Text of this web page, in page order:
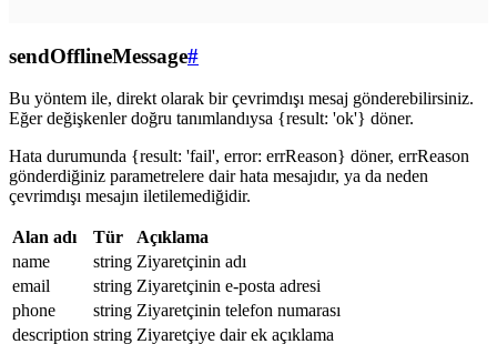
sendOfflineMessage#
Bu yöntem ile, direkt olarak bir çevrimdışı mesaj gönderebilirsiniz.
Eğer değişkenler doğru tanımlandıysa {result: 'ok'} döner.
Hata durumunda {result: 'fail', error: errReason} döner, errReason
gönderdiğiniz parametrelere dair hata mesajıdır, ya da neden
çevrimdışı mesajın iletilemediğidir.
Alan adı Tür
Açıklama
name
string Ziyaretçinin adı
email
string Ziyaretçinin e-posta adresi
phone
string Ziyaretçinin telefon numarası
description string Ziyaretçiye dair ek açıklama